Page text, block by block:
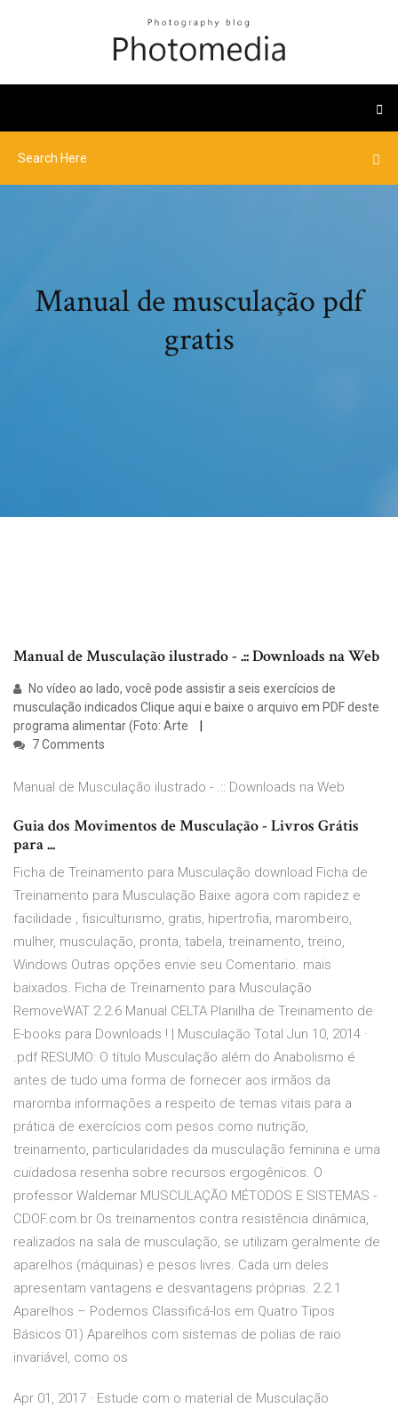
Manual de musculação pdf
gratis
Manual de Musculação ilustrado - .:: Downloads na Web
No vídeo ao lado, você pode assistir a seis exercícios de
musculação indicados Clique aqui e baixe o arquivo em PDF deste
programa alimentar (Foto: Arte
7 Comments
Manual de Musculação ilustrado - .:: Downloads na Web
Guia dos Movimentos de Musculação - Livros Grátis
para ...
Ficha de Treinamento para Musculação download Ficha de
Treinamento para Musculação Baixe agora com rapidez e
facilidade , fisiculturismo, gratis, hipertrofia, marombeiro,
mulher, musculação, pronta, tabela, treinamento, treino,
Windows Outras opções envie seu Comentario. mais
baixados. Ficha de Treinamento para Musculação
RemoveWAT 2.2.6 Manual CELTA Planilha de Treinamento de
E-books para Downloads ! | Musculação Total Jun 10, 2014 ·
.pdf RESUMO: O título Musculação além do Anabolismo é
antes de tudo uma forma de fornecer aos irmãos da
maromba informações a respeito de temas vitais para a
prática de exercícios com pesos como nutrição,
treinamento, particularidades da musculação feminina e uma
cuidadosa resenha sobre recursos ergogênicos. O
professor Waldemar MUSCULAÇÃO MÉTODOS E SISTEMAS -
CDOF.com.br Os treinamentos contra resistência dinâmica,
realizados na sala de musculação, se utilizam geralmente de
aparelhos (máquinas) e pesos livres. Cada um deles
apresentam vantagens e desvantagens próprias. 2.2.1
Aparelhos – Podemos Classificá-los em Quatro Tipos
Básicos 01) Aparelhos com sistemas de polias de raio
invariável, como os
Apr 01, 2017 · Estude com o material de Musculação